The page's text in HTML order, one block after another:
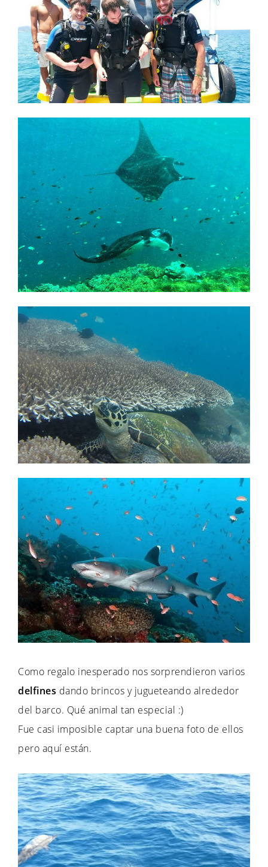
Como regalo inesperado nos sorprendieron varios
delfines dando brincos y jugueteando alrededor
del barco. Qué animal tan especial :)
Fue casi imposible captar una buena foto de ellos
pero aquí están.